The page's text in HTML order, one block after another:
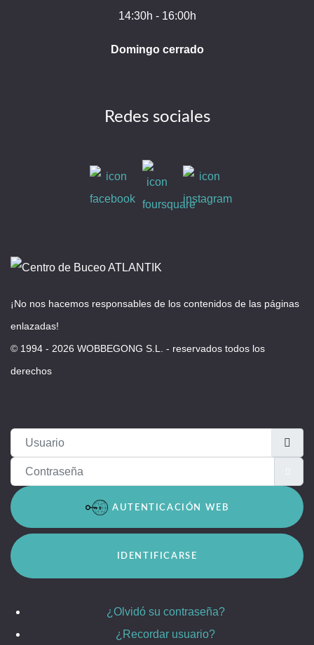
14:30h - 16:00h
Domingo cerrado
Redes sociales
¡No nos hacemos responsables de los contenidos de las páginas
enlazadas!
© 1994 - 2026 WOBBEGONG S.L. - reservados todos los
derechos
Usuario
Contraseña
AUTENTICACIÓN WEB
IDENTIFICARSE
¿Olvidó su contraseña?
¿Recordar usuario?